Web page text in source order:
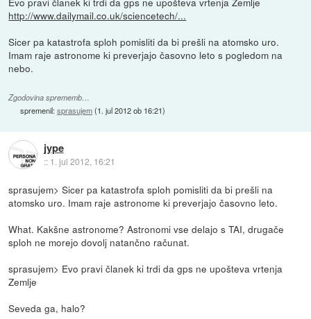
http://www.dailymail.co.uk/sciencetech/...
Sicer pa katastrofa sploh pomisliti da bi prešli na atomsko uro.
Imam raje astronome ki preverjajo časovno leto s pogledom na
nebo.
Zgodovina sprememb…
spremenil:sprasujem(1. jul 2012 ob 16:21)
jype
:: 1. jul 2012, 16:21
sprasujem> Sicer pa katastrofa sploh pomisliti da bi prešli na
atomsko uro. Imam raje astronome ki preverjajo časovno leto.
What. Kakšne astronome? Astronomi vse delajo s TAI, drugače
sploh ne morejo dovolj natančno računat.
sprasujem> Evo pravi članek ki trdi da gps ne upošteva vrtenja
Zemlje
Seveda ga, halo?